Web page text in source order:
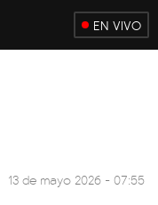
EN VIVO
13 de mayo 2026 - 07:55